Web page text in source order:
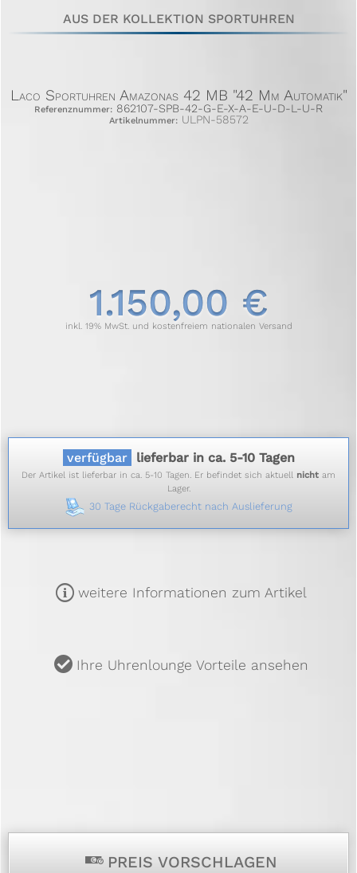
AUS DER KOLLEKTION SPORTUHREN
Laco Sportuhren Amazonas 42 MB "42 Mm Automatik"
Referenznummer: 862107-SPB-42-G-E-X-A-E-U-D-L-U-R
Artikelnummer:ULPN-58572
1.150,00 €
inkl. 19% MwSt. und kostenfreiem nationalen Versand
verfügbar lieferbar in ca. 5-10 Tagen
Der Artikel ist lieferbar in ca. 5-10 Tagen. Er befindet sich aktuell nicht am
Lager.
30 Tage Rückgaberecht nach Auslieferung
m weitere Informationen zum Artikel
u Ihre Uhrenlounge Vorteile ansehen
p PREIS VORSCHLAGEN